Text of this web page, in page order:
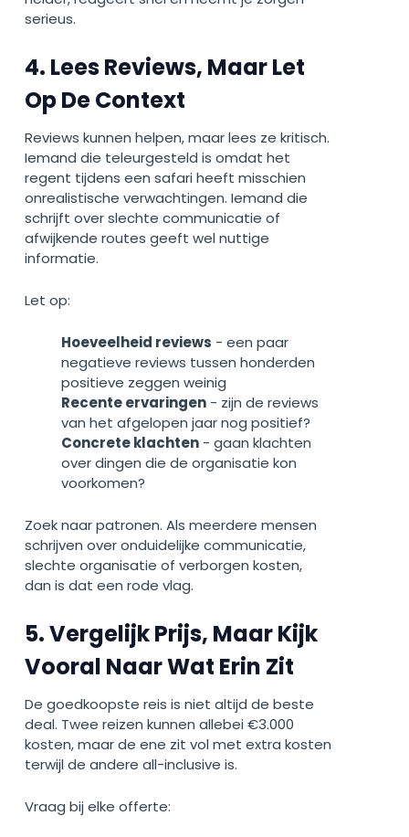
serieus.
4. Lees Reviews, Maar Let
Op De Context
Reviews kunnen helpen, maar lees ze kritisch.
Iemand die teleurgesteld is omdat het
regent tijdens een safari heeft misschien
onrealistische verwachtingen. Iemand die
schrijft over slechte communicatie of
afwijkende routes geeft wel nuttige
informatie.
Let op:
Hoeveelheid reviews - een paar
negatieve reviews tussen honderden
positieve zeggen weinig
Recente ervaringen - zijn de reviews
van het afgelopen jaar nog positief?
Concrete klachten - gaan klachten
over dingen die de organisatie kon
voorkomen?
Zoek naar patronen. Als meerdere mensen
schrijven over onduidelijke communicatie,
slechte organisatie of verborgen kosten,
dan is dat een rode vlag.
5. Vergelijk Prijs, Maar Kijk
Vooral Naar Wat Erin Zit
De goedkoopste reis is niet altijd de beste
deal. Twee reizen kunnen allebei €3.000
kosten, maar de ene zit vol met extra kosten
terwijl de andere all-inclusive is.
Vraag bij elke offerte: